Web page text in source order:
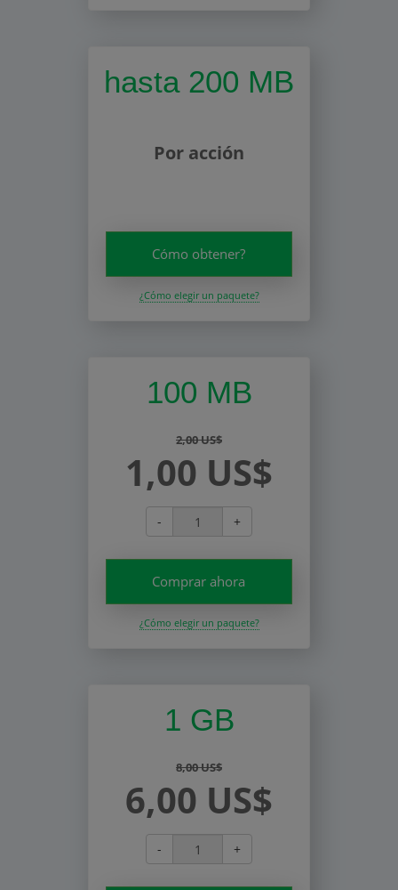
hasta 200 MB
Por acción
Cómo obtener?
¿Cómo elegir un paquete?
100 MB
2,00 US$
1,00 US$
- +
Comprar ahora
¿Cómo elegir un paquete?
1 GB
8,00 US$
6,00 US$
- +